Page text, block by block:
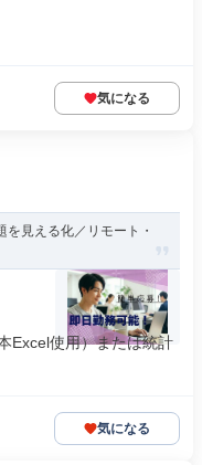
気になる
を見える化／リモート・
Excel使用）または統計
気になる